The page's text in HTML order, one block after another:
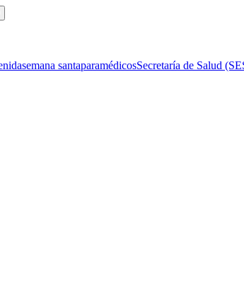
semana santaparamédicosSecretaría de Salud